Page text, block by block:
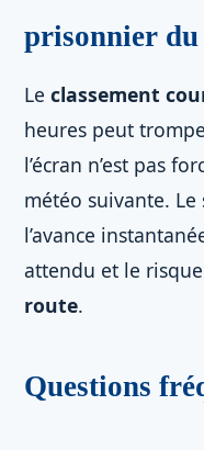
prisonnier du
Le classement
heures peut
l’écran n’est pas
météo suivante.
l’avance
attendu et le
route.
Questions